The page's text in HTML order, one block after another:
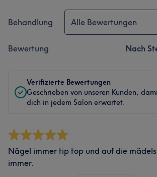
Behandlung Alle Bewertungen
Bewertung Nach
Verifizierte Bewertungen
Geschrieben von unseren Kunden,
dich in jedem Salon erwartet.
Nägel immer tip top und auf die
immer.